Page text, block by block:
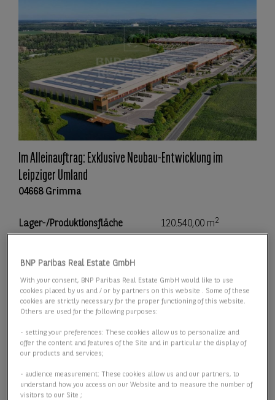
Im Alleinauftrag: Exklusive Neubau-Entwicklung im
Leipziger Umland
04668 Grimma
Lager-/Produktionsfläche 120.540,00 m2
Preis Preis auf Anfrage
BNP Paribas Real Estate GmbH
With your consent, BNP Paribas Real Estate GmbH would like to use
cookies placed by us and / or by partners on this website . Some of these
cookies are strictly necessary for the proper functioning of this website.
Others are used for the following purposes:
- setting your preferences: These cookies allow us to personalize and
offer the content and features of the Site and in particular the display of
our products and services;
- audience measurement: These cookies allow us and our partners, to
understand how you access on our Website and to measure the number of
visitors to our Site ;